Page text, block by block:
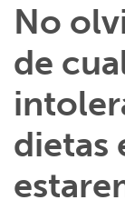
No
de
dietas